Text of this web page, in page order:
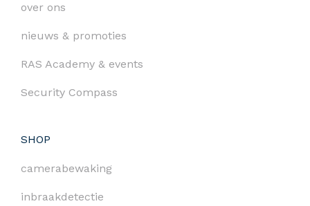
over ons
nieuws & promoties
RAS Academy & events
Security Compass
SHOP
camerabewaking
inbraakdetectie